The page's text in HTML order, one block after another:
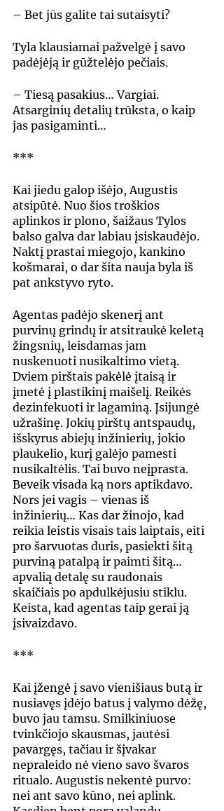
– Bet jūs galite tai sutaisyti?
Tyla klausiamai pažvelgė į savo
padėjėją ir gūžtelėjo pečiais.
– Tiesą pasakius… Vargiai.
Atsarginių detalių trūksta, o kaip
jas pasigaminti…
***
Kai jiedu galop išėjo, Augustis
atsipūtė. Nuo šios troškios
aplinkos ir plono, šaižaus Tylos
balso galva dar labiau įsiskaudėjo.
Naktį prastai miegojo, kankino
košmarai, o dar šita nauja byla iš
pat ankstyvo ryto.
Agentas padėjo skenerį ant
purvinų grindų ir atsitraukė keletą
žingsnių, leisdamas jam
nuskenuoti nusikaltimo vietą.
Dviem pirštais pakėlė įtaisą ir
įmetė į plastikinį maišelį. Reikės
dezinfekuoti ir lagaminą. Įsijungė
užrašinę. Jokių pirštų antspaudų,
išskyrus abiejų inžinierių, jokio
plaukelio, kurį galėjo pamesti
nusikaltėlis. Tai buvo neįprasta.
Beveik visada ką nors aptikdavo.
Nors jei vagis – vienas iš
inžinierių… Kas dar žinojo, kad
reikia leistis visais tais laiptais, eiti
pro šarvuotas duris, pasiekti šitą
purviną patalpą ir paimti šitą…
apvalią detalę su raudonais
skaičiais po apdulkėjusiu stiklu.
Keista, kad agentas taip gerai ją
įsivaizdavo.
***
Kai įžengė į savo vienišiaus butą ir
nusiavęs įdėjo batus į valymo dėžę,
buvo jau tamsu. Smilkiniuose
tvinkčiojo skausmas, jautėsi
pavargęs, tačiau ir šįvakar
nepraleido nė vieno savo švaros
ritualo. Augustis nekentė purvo:
nei ant savo kūno, nei aplink.